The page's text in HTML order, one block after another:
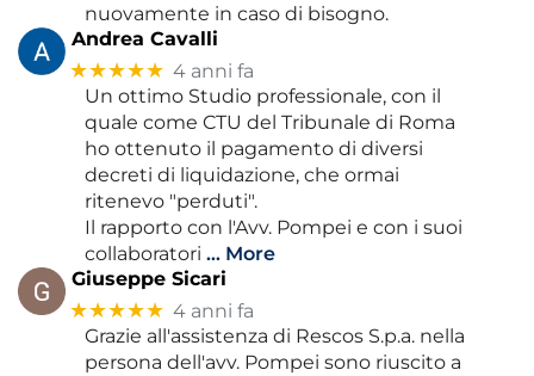
nuovamente in caso di bisogno.
Andrea Cavalli
★★★★★ 4 anni fa
Un ottimo Studio professionale, con il
quale come CTU del Tribunale di Roma
ho ottenuto il pagamento di diversi
decreti di liquidazione, che ormai
ritenevo "perduti".
Il rapporto con l'Avv. Pompei e con i suoi
collaboratori … More
Giuseppe Sicari
★★★★★ 4 anni fa
Grazie all'assistenza di Rescos S.p.a. nella
persona dell'avv. Pompei sono riuscito a